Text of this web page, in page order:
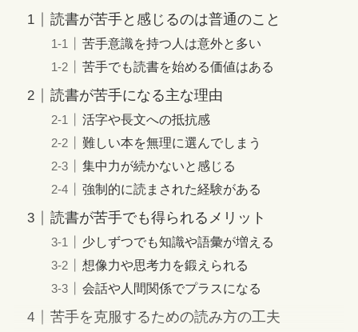
読書が苦手と感じるのは普通のこと
苦手意識を持つ人は意外と多い
苦手でも読書を始める価値はある
読書が苦手になる主な理由
活字や長文への抵抗感
難しい本を無理に選んでしまう
集中力が続かないと感じる
強制的に読まされた経験がある
読書が苦手でも得られるメリット
少しずつでも知識や語彙が増える
想像力や思考力を鍛えられる
会話や人間関係でプラスになる
苦手を克服するための読み方の工夫